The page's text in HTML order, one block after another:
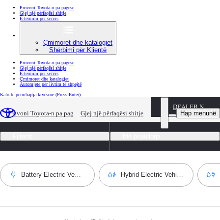
Provoni Toyota-n pa pagesë
Gjej një përfaqësi shitje
E-termini për servis
Çmimoret dhe katalogjet
Shërbimi për Klientë
Provoni Toyota-n pa pagesë
Gjej një përfaqësi shitje
E-termini për servis
Çmimoret dhe katalogjet
Automjete për livrim të shpejtë
Kalo te përmbajtja kryesore (Press Enter)
Provoni Toyota-n pa pagesëGjej një përfaqësi shitje
DEALER NAME
Hap menunë
Gjitha modelet
Battery Electric Vehicle Hybrid Electric Vehicle